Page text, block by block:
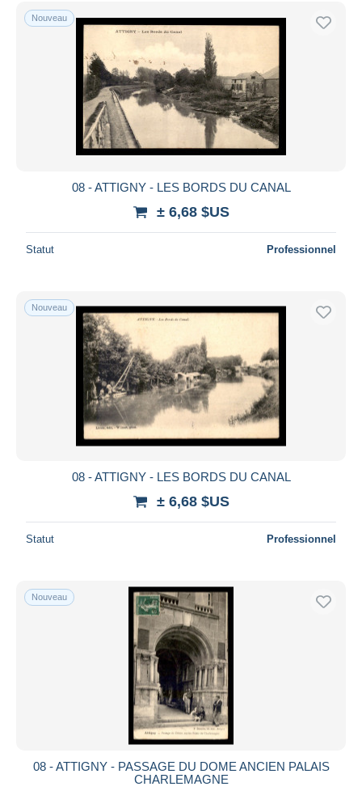
Uniquement en réduction
Livraison gratuite
Méthodes de paiement
PayPal
Virement bancaire
Visa
Mastercard
iDeal
Monde entier
Appliquer
Nouveau
08 - ATTIGNY - LES BORDS DU CANAL
± 6,68 $US
Statut Professionnel
Nouveau
08 - ATTIGNY - LES BORDS DU CANAL
± 6,68 $US
Statut Professionnel
Nouveau
08 - ATTIGNY - PASSAGE DU DOME ANCIEN PALAIS
CHARLEMAGNE